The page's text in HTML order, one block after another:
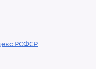
РСФСР